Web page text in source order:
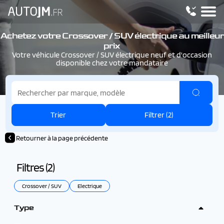
Achetez votre Crossover / SUV électrique au meilleur
prix
Votre véhicule Crossover / SUV électrique neuf et d'occasion
disponible chez votre mandataire
Trier Filtrer (2)
Retourner à la page précédente
Filtres (2)
Crossover / SUV Electrique
Type